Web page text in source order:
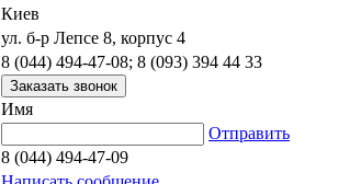
Киев
ул. б-р Лепсе 8, корпус 4
8 (044) 494-47-08; 8 (093) 394 44 33
Имя
Отправить
8 (044) 494-47-09